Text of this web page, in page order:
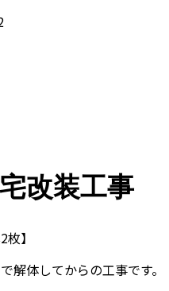
改装工事
】
解体してからの工事です。